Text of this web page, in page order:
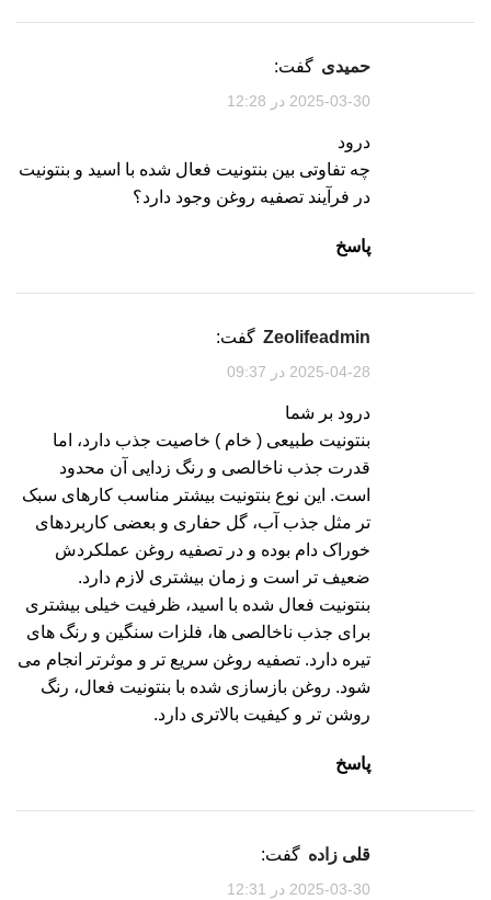
حمیدی گفت:
2025-03-30 در 12:28
درود
چه تفاوتی بین بنتونیت فعال شده با اسید و بنتونیت
در فرآیند تصفیه روغن وجود دارد؟
پاسخ
zeolifeadmin گفت:
2025-04-28 در 09:37
درود بر شما
بنتونیت طبیعی ( خام ) خاصیت جذب دارد، اما
قدرت جذب ناخالصی و رنگ زدایی آن محدود
است. این نوع بنتونیت بیشتر مناسب کارهای سبک
تر مثل جذب آب، گل حفاری و بعضی کاربردهای
خوراک دام بوده و در تصفیه روغن عملکردش
ضعیف تر است و زمان بیشتری لازم دارد.
بنتونیت فعال شده با اسید، ظرفیت خیلی بیشتری
برای جذب ناخالصی ها، فلزات سنگین و رنگ های
تیره دارد. تصفیه روغن سریع تر و موثرتر انجام می
شود. روغن بازسازی شده با بنتونیت فعال، رنگ
روشن تر و کیفیت بالاتری دارد.
پاسخ
قلی زاده گفت:
2025-03-30 در 12:31